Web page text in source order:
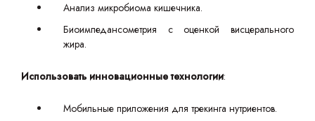
Анализ микробиома кишечника.
Биоимпедансометрия с оценкой висцерального
жира.
Использовать инновационные технологии:
Мобильные приложения для трекинга нутриентов.